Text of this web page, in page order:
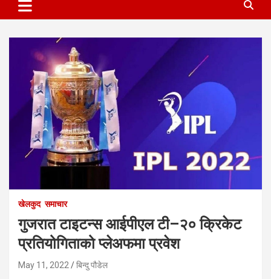
खेलकुद समाचार
गुजरात टाइटन्स आईपीएल टी–२० क्रिकेट
प्रतियोगिताको प्लेअफमा प्रवेश
May 11, 2022 बिन्दु पौडेल